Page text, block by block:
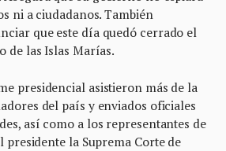
ni a ciudadanos. También
que este día quedó cerrado el
de las Islas Marías.
presidencial asistieron más de la
del país y enviados oficiales
así como a los representantes de
presidente la Suprema Corte de